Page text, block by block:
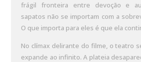
frágil fronteira entre devoção e
sapatos não se importam com a
O que importa para eles é que ela
No clímax delirante do filme, o teatro
expande ao infinito. A plateia